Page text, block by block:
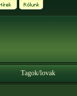
Tagok/lovak